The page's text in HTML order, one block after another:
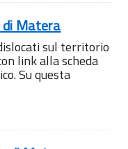
Matera
sul territorio
link alla scheda
Su questa